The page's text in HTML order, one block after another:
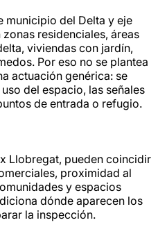
municipio del Delta y eje
residenciales, áreas
viviendas con jardín,
Por eso no se plantea
actuación genérica: se
del espacio, las señales
de entrada o refugio.
Llobregat, pueden coincidir
proximidad al
y espacios
dónde aparecen los
la inspección.